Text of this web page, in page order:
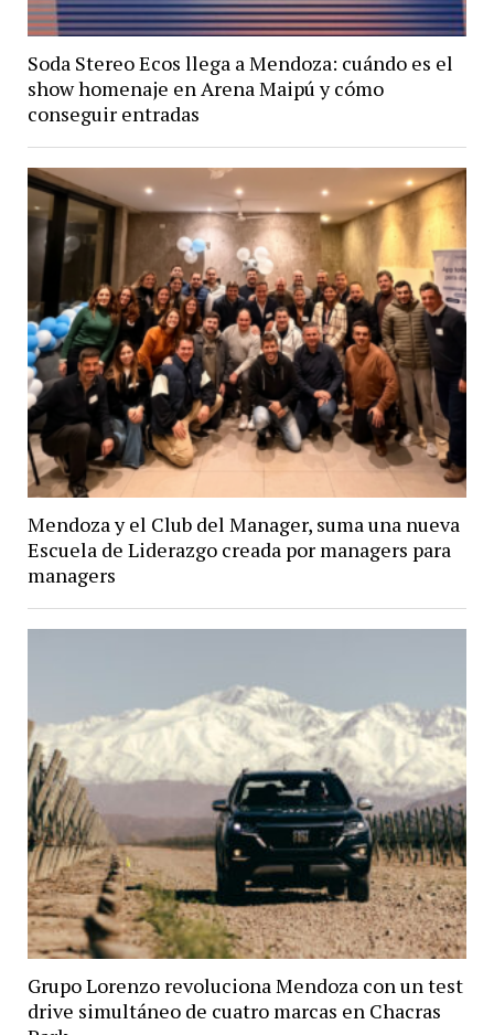
Soda Stereo Ecos llega a Mendoza: cuándo es el
show homenaje en Arena Maipú y cómo
conseguir entradas
Mendoza y el Club del Manager, suma una nueva
Escuela de Liderazgo creada por managers para
managers
Grupo Lorenzo revoluciona Mendoza con un test
drive simultáneo de cuatro marcas en Chacras